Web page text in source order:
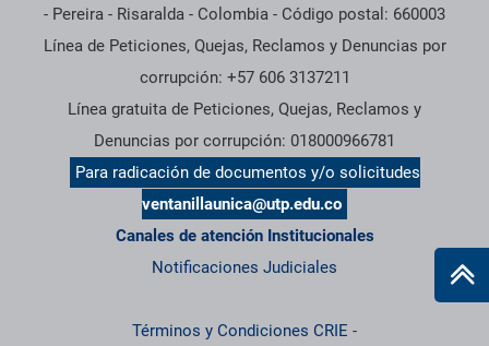
- Pereira - Risaralda - Colombia - Código postal: 660003
Línea de Peticiones, Quejas, Reclamos y Denuncias por
corrupción: +57 606 3137211
Línea gratuita de Peticiones, Quejas, Reclamos y
Denuncias por corrupción: 018000966781
Para radicación de documentos y/o solicitudes
ventanillaunica@utp.edu.co
Canales de atención Institucionales
Notificaciones Judiciales
Términos y Condiciones CRIE -